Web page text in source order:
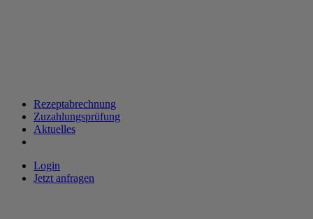
Rezeptabrechnung
Zuzahlungsprüfung
Aktuelles
Login
Jetzt anfragen